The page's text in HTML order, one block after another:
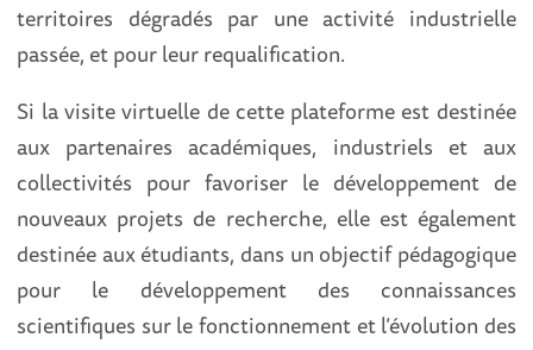
territoires dégradés par une activité industrielle
passée, et pour leur requalification.
Si la visite virtuelle de cette plateforme est destinée
aux partenaires académiques, industriels et aux
collectivités pour favoriser le développement de
nouveaux projets de recherche, elle est également
destinée aux étudiants, dans un objectif pédagogique
pour le développement des connaissances
scientifiques sur le fonctionnement et l’évolution des